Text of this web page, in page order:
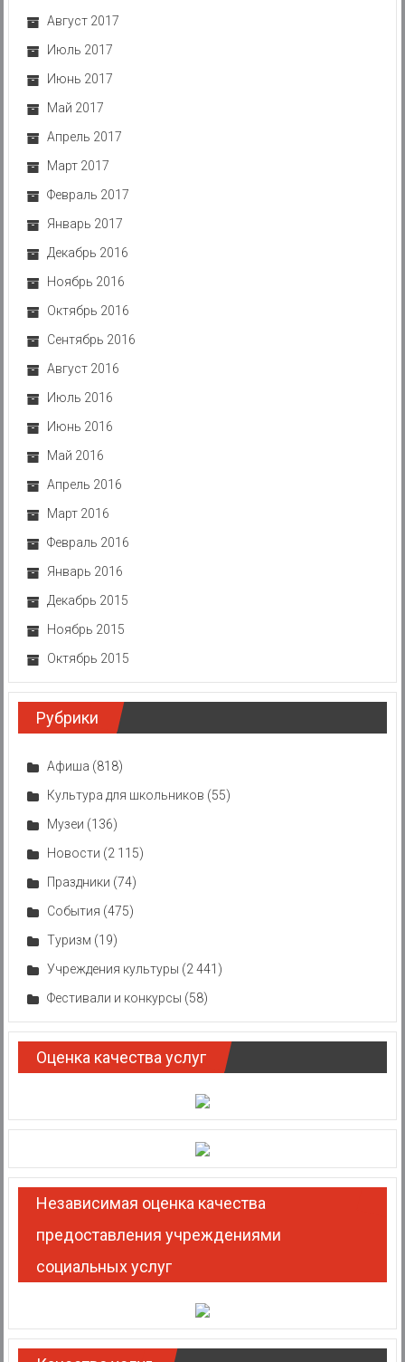
Август 2017
Июль 2017
Июнь 2017
Май 2017
Апрель 2017
Март 2017
Февраль 2017
Январь 2017
Декабрь 2016
Ноябрь 2016
Октябрь 2016
Сентябрь 2016
Август 2016
Июль 2016
Июнь 2016
Май 2016
Апрель 2016
Март 2016
Февраль 2016
Январь 2016
Декабрь 2015
Ноябрь 2015
Октябрь 2015
Рубрики
Афиша (818)
Культура для школьников (55)
Музеи (136)
Новости (2 115)
Праздники (74)
События (475)
Туризм (19)
Учреждения культуры (2 441)
Фестивали и конкурсы (58)
Оценка качества услуг
Независимая оценка качества
предоставления учреждениями
социальных услуг